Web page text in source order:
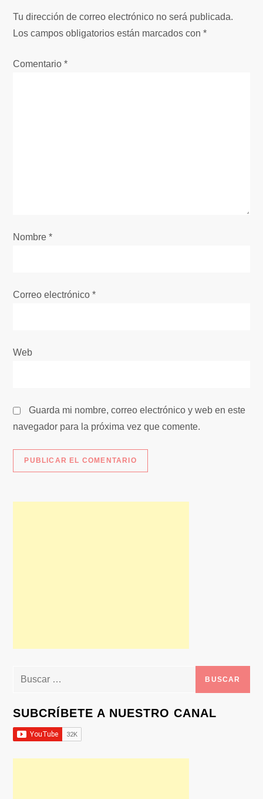
g
a
c
e
t
a
a
s
Tu dirección de correo electrónico no será publicada.
Los campos obligatorios están marcados con*
Comentario*
Nombre*
Correo electrónico*
Web
Guarda mi nombre, correo electrónico y web en este
navegador para la próxima vez que comente.
Buscar:
SUBCRÍBETE A NUESTRO CANAL